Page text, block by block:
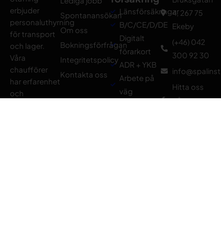
erbjuder
personaluthyrning
för transport
och lager.
Våra
chaufförer
har erfarenhet
och
Spontanansökan
Om oss
Bokningsförfrågan
Integritetspolicy
Kontakta oss
Länsförsäkringar
B/C/CE/D/DE
Digitalt
förarkort
ADR + YKB
Arbete på
väg
4, 267 75
Ekeby
(+46) 042
300 92 30
Hitta oss
på